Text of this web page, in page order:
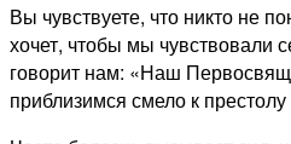
Вы чувствуете, что никто не
хочет, чтобы мы чувствовали
говорит нам: «Наш
приблизимся смело к